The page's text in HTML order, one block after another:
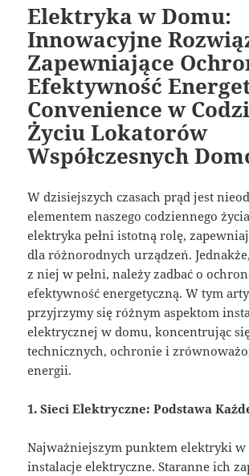
Elektryka w Domu:
Innowacyjne
Zapewniające
Efektywność
Convenience w
Życiu Lokatorów
Współczesnych
W dzisiejszych czasach prąd jest
elementem naszego codziennego
elektryka pełni istotną rolę,
dla różnorodnych urządzeń.
z niej w pełni, należy zadbać o
efektywność energetyczną. W tym
przyjrzymy się różnym aspektom
elektrycznej w domu, koncentrując
technicznych, ochronie i
energii.
1. Sieci Elektryczne: Podstawa
Najważniejszym punktem elektryki w
instalacje elektryczne. Staranne ich